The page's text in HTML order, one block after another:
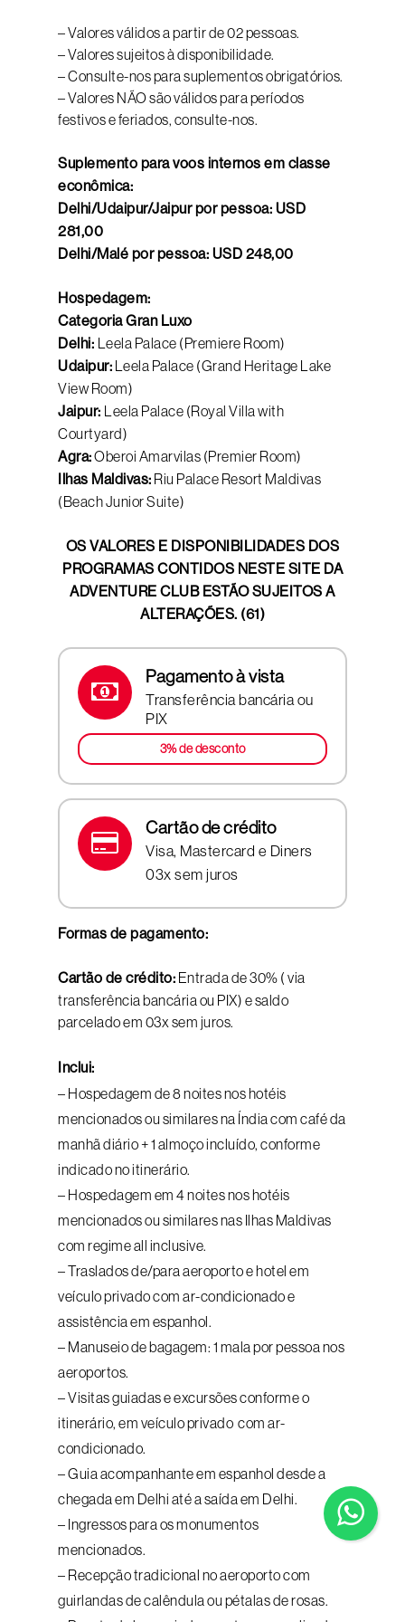
– Valores válidos a partir de 02 pessoas.
– Valores sujeitos à disponibilidade.
– Consulte-nos para suplementos obrigatórios.
– Valores NÃO são válidos para períodos
festivos e feriados, consulte-nos.
Suplemento para voos internos em classe
econômica:
Delhi/Udaipur/Jaipur por pessoa: USD
281,00
Delhi/Malé por pessoa: USD 248,00
Hospedagem:
Categoria Gran Luxo
Delhi: Leela Palace (Premiere Room)
Udaipur: Leela Palace (Grand Heritage Lake
View Room)
Jaipur: Leela Palace (Royal Villa with
Courtyard)
Agra:Oberoi Amarvilas (Premier Room)
Ilhas Maldivas: Riu Palace Resort Maldivas
(Beach Junior Suite)
OS VALORES E DISPONIBILIDADES DOS
PROGRAMAS CONTIDOS NESTE SITE DA
ADVENTURE CLUB ESTÃO SUJEITOS A
ALTERAÇÕES. (61)
Pagamento à vista
Transferência bancária ou
PIX
3% de desconto
Cartão de crédito
Visa, Mastercard e Diners
03x sem juros
Formas de pagamento:
Cartão de crédito: Entrada de 30% ( via
transferência bancária ou PIX) e saldo
parcelado em 03x sem juros.
Inclui:
– Hospedagem de 8 noites nos hotéis
mencionados ou similares na Índia com café da
manhã diário + 1 almoço incluído, conforme
indicado no itinerário.
– Hospedagem em 4 noites nos hotéis
mencionados ou similares nas Ilhas Maldivas
com regime all inclusive.
– Traslados de/para aeroporto e hotel em
veículo privado com ar-condicionado e
assistência em espanhol.
– Manuseio de bagagem: 1 mala por pessoa nos
aeroportos.
– Visitas guiadas e excursões conforme o
itinerário, em veículo privado com ar-
condicionado.
– Guia acompanhante em espanhol desde a
chegada em Delhi até a saída em Delhi.
– Ingressos para os monumentos
mencionados.
– Recepção tradicional no aeroporto com
guirlandas de calêndula ou pétalas de rosas.